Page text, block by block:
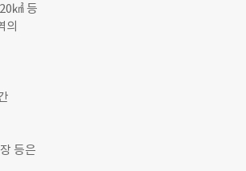
㎢ 등
의
등은